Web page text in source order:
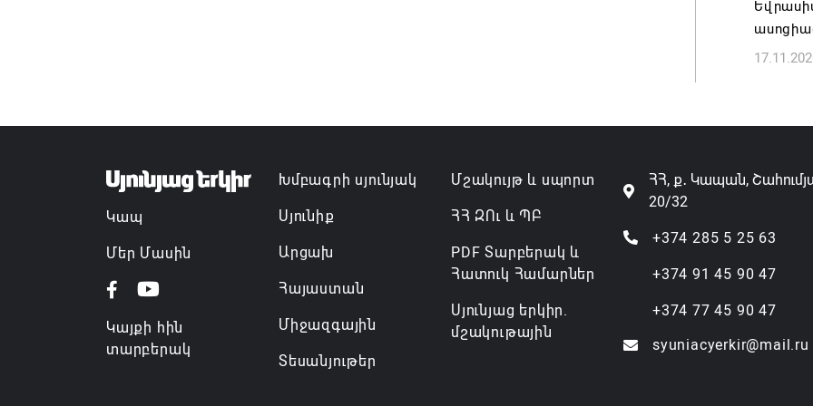
Կապ
Մեր Մասին
Կայքի հին
տարբերակ
Խմբագրի սյունյակ
Սյունիք
Արցախ
Հայաստան
Միջազգային
Տեսանյութեր
Մշակույթ և սպորտ
ՀՀ ԶՈւ և ՊԲ
PDF Տարբերակ և
Հատուկ Համարներ
Սյունյաց երկիր.
մշակութային
ՀՀ, ք․ Կապան,
20/32
+374 285 5 25 63
+374 91 45 90 47
+374 77 45 90 47
syuniacyerkir@mail.ru